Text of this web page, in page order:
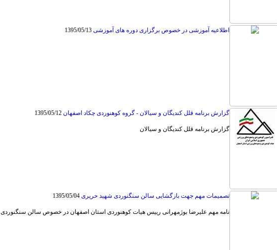
اطلاعیه آموزشی در خصوص برگزاری دوره های آموزشی 1395/05/13
گزارش برنامه قلل کندیگان و سیالان - گروه کوهنوردی چکاد اصفهان 1395/05/12
گزارش برنامه قلل کندیگان و سیالان
تصمیمات مهم جهت بازگشایی سالن سنگنوردی شهید حریری 1395/05/04
نامه مهم علیرضا بوژمهرانی رییس هیات کوهنوردی استان اصفهان در خصوص سالن سنگنوردی